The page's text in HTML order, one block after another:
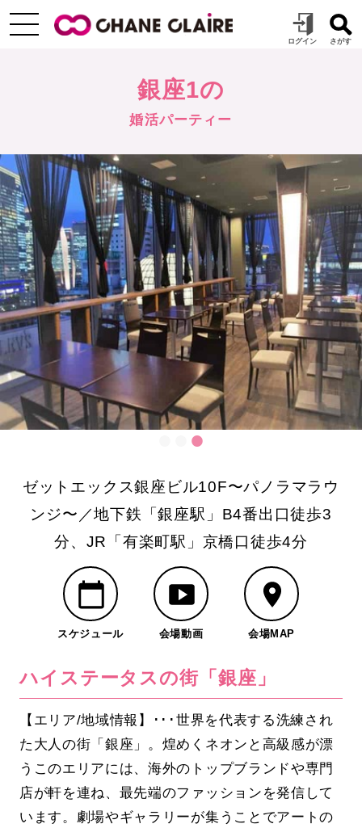
銀座1の
婚活パーティー
ゼットエックス銀座ビル10F〜パノラマラウ
ンジ〜／地下鉄「銀座駅」B4番出口徒歩3
分、JR「有楽町駅」京橋口徒歩4分
スケジュール 会場動画 会場MAP
ハイステータスの街「銀座」
【エリア/地域情報】･･･世界を代表する洗練され
た大人の街「銀座」。煌めくネオンと高級感が漂
うこのエリアには、海外のトップブランドや専門
店が軒を連ね、最先端のファッションを発信して
います。劇場やギャラリーが集うことでアートの